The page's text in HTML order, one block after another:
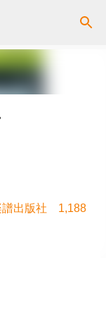
に移動
譜出版社 1,188